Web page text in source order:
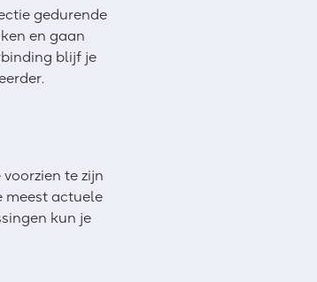
gedurende
en gaan
blijf je
te zijn
meest actuele
kun je